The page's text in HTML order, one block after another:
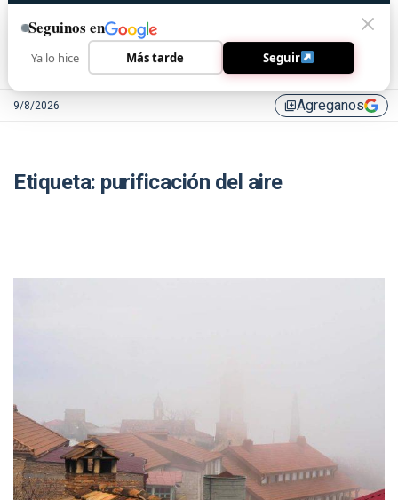
9/8/2026 library_addAgreganos
Etiqueta: purificación del aire
Seguinos en
Ya lo hice Más tarde Seguir